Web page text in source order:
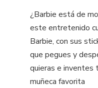
¿Barbie está de
este entretenido
Barbie, con sus
que pegues y
quieras e inventes
muñeca favorita